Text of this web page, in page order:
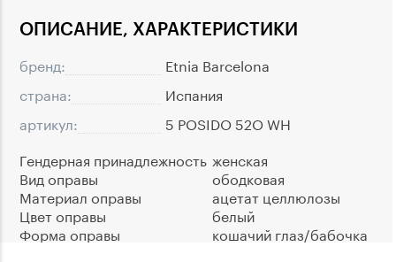
ОПИСАНИЕ, ХАРАКТЕРИСТИКИ
бренд:
Etnia Barcelona
страна:
Испания
артикул:
5 POSIDO 52O WH
Гендерная принадлежность женская
Вид оправы
ободковая
Материал оправы
ацетат целлюлозы
Цвет оправы
белый
Форма оправы
кошачий глаз/бабочка